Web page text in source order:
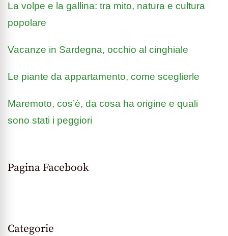
La volpe e la gallina: tra mito, natura e cultura
popolare
Vacanze in Sardegna, occhio al cinghiale
Le piante da appartamento, come sceglierle
Maremoto, cos’è, da cosa ha origine e quali
sono stati i peggiori
Pagina Facebook
Categorie